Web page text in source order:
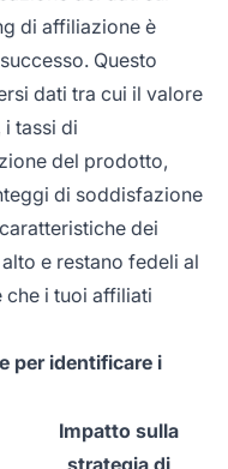
di affiliazione è
Questo
dati tra cui il valore
i tassi di
del prodotto,
di soddisfazione
dei
e restano fedeli al
che i tuoi affiliati
per identificare i
Impatto sulla
strategia di